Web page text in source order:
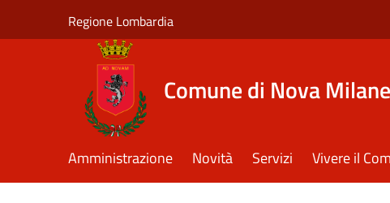
Regione Lombardia
Comune di Nova
Amministrazione Novità Servizi Vivere il